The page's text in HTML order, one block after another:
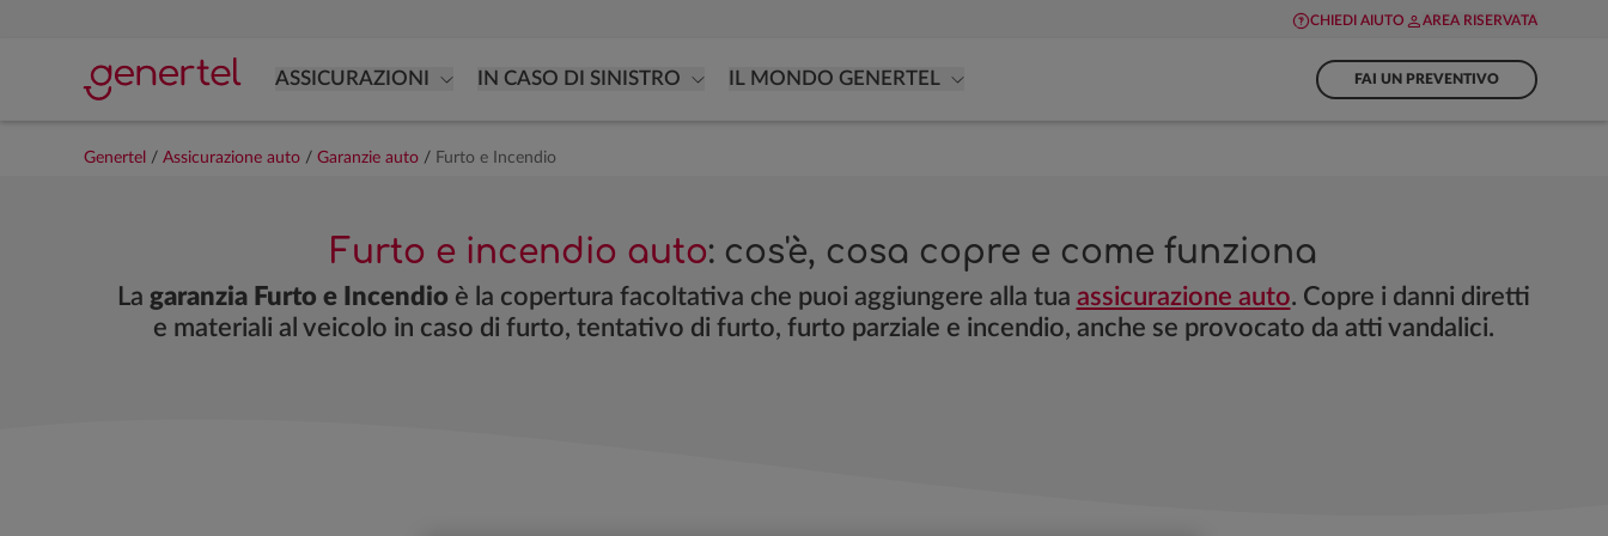
CHIEDI AIUTO AREA RISERVATA
ASSICURAZIONI IN CASO DI SINISTRO IL MONDO GENERTEL FAI UN PREVENTIVO
Genertel / Assicurazione auto / Garanzie auto / Furto e Incendio
Furto e incendio auto: cos'è, cosa copre e come funziona
La garanzia Furto e Incendio è la copertura facoltativa che puoi aggiungere alla tua assicurazione auto. Copre i danni diretti
e materiali al veicolo in caso di furto, tentativo di furto, furto parziale e incendio, anche se provocato da atti vandalici.